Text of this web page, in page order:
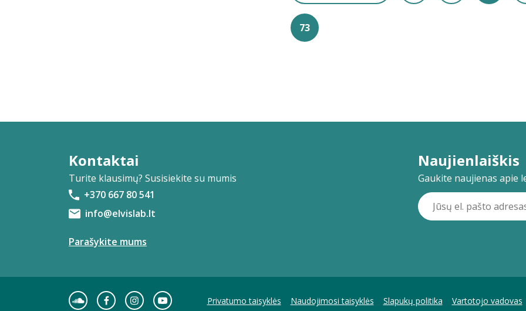
73
Kontaktai
Turite klausimų? Susisiekite su mumis
+370 667 80 541
info@elvislab.lt
Parašykite mums
Naujienlaiškis
Gaukite naujienas apie
Privatumo taisyklės Naudojimosi taisyklės Slapukų politika Vartotojo vadovas